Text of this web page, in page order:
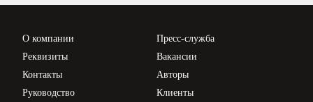
О компании
Реквизиты
Контакты
Руководство
Пресс-служба
Вакансии
Авторы
Клиенты